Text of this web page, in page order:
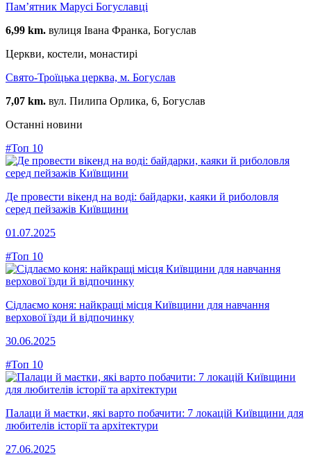
Пам’ятник Марусі Богуславці
6,99 km. вулиця Івана Франка, Богуслав
Церкви, костели, монастирі
Свято-Троїцька церква, м. Богуслав
7,07 km. вул. Пилипа Орлика, 6, Богуслав
Останні новини
#Топ 10
Де провести вікенд на воді: байдарки, каяки й риболовля
серед пейзажів Київщини
01.07.2025
#Топ 10
Сідлаємо коня: найкращі місця Київщини для навчання
верхової їзди й відпочинку
30.06.2025
#Топ 10
Палаци й маєтки, які варто побачити: 7 локацій Київщини для
любителів історії та архітектури
27.06.2025